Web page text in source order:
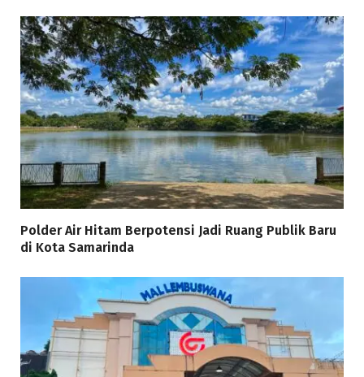
Polder Air Hitam Berpotensi Jadi Ruang Publik Baru
di Kota Samarinda